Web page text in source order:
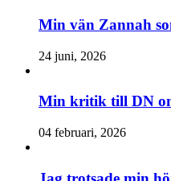
Min vän Zannah
24 juni, 2026
Min kritik till DN
04 februari, 2026